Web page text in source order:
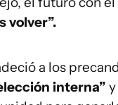
volver”.
a los
interna”